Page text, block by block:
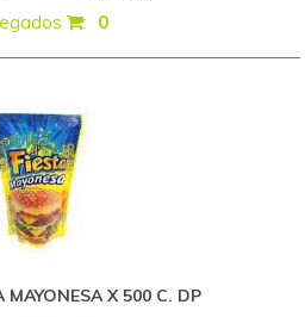
: 0
MAYONESA X 500 C. DP